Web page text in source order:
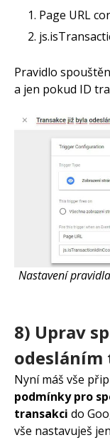
Page URL
Pravidlo
a jen pokud ID
Nastavení
8) Uprav
odesláním
Nyní máš vše
podmínky pro
transakci do
vše nastavuješ